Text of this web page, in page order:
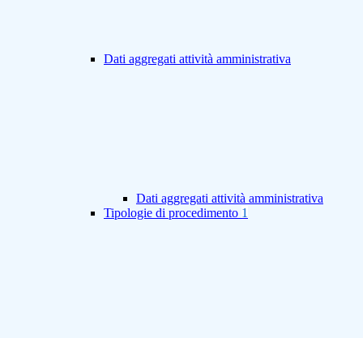
Dati aggregati attività amministrativa
Dati aggregati attività amministrativa
Tipologie di procedimento 1